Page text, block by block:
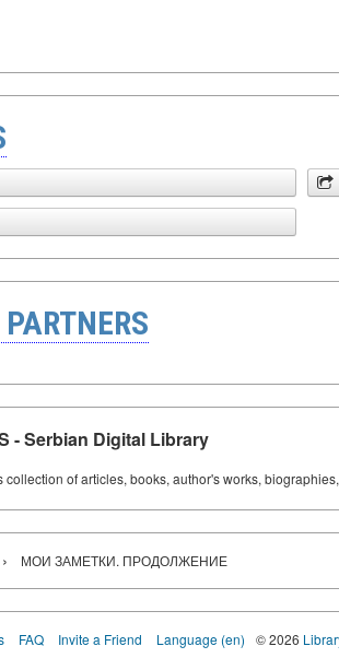
- Serbian Digital Library
collection of articles, books, author's works,
› МОИ ЗАМЕТКИ. ПРОДОЛЖЕНИЕ
FAQ Invite a Friend Language (en) © 2026